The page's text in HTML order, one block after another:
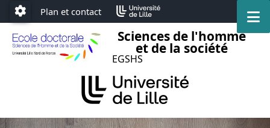
Accéder au menu principal
Accéder au contenu
Paramétrage
Plan et contact
Sciences de l'homme
et de la société
EGSHS